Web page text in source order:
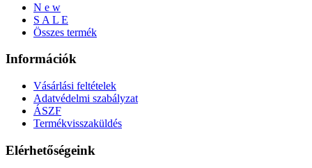
N e w
S A L E
Összes termék
Információk
Vásárlási feltételek
Adatvédelmi szabályzat
ÁSZF
Termékvisszaküldés
Elérhetőségeink